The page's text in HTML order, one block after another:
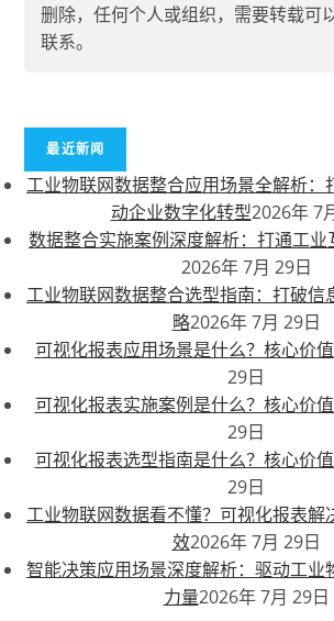
删除，任何个人或组织，需要转载可
联系。
最近新闻
工业物联网数据整合应用场景全解析：
动企业数字化转型2026年 7
数据整合实施案例深度解析：打通工业
2026年 7月 29日
工业物联网数据整合选型指南：打破信
略2026年 7月 29日
可视化报表应用场景是什么？核心价
29日
可视化报表实施案例是什么？核心价
29日
可视化报表选型指南是什么？核心价
29日
工业物联网数据看不懂？可视化报表解
效2026年 7月 29日
智能决策应用场景深度解析：驱动工业
力量2026年 7月 29日